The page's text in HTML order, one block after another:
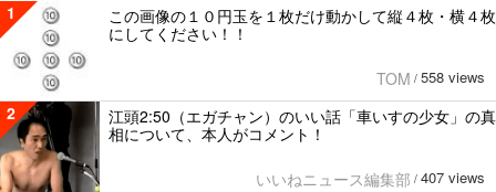
1
この画像の１０円玉を１枚だけ動かして縦４枚・横４枚
にしてください！！
TOM / 558 views
2
江頭2:50（エガチャン）のいい話「車いすの少女」の真
相について、本人がコメント！
いいねニュース編集部 / 407 views